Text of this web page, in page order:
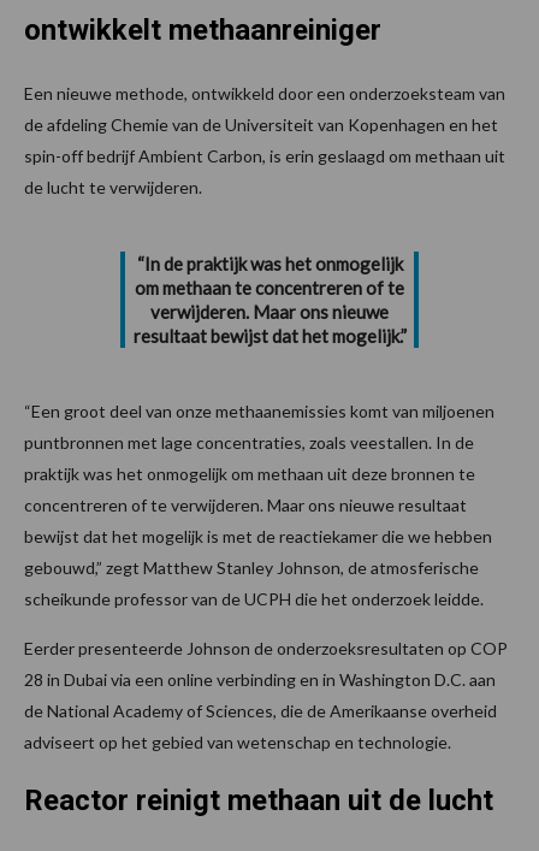
ontwikkelt methaanreiniger
Een nieuwe methode, ontwikkeld door een onderzoeksteam van
de afdeling Chemie van de Universiteit van Kopenhagen en het
spin-off bedrijf Ambient Carbon, is erin geslaagd om methaan uit
de lucht te verwijderen.
“In de praktijk was het onmogelijk
om methaan te concentreren of te
verwijderen. Maar ons nieuwe
resultaat bewijst dat het mogelijk.”
“Een groot deel van onze methaanemissies komt van miljoenen
puntbronnen met lage concentraties, zoals veestallen. In de
praktijk was het onmogelijk om methaan uit deze bronnen te
concentreren of te verwijderen. Maar ons nieuwe resultaat
bewijst dat het mogelijk is met de reactiekamer die we hebben
gebouwd,” zegt Matthew Stanley Johnson, de atmosferische
scheikunde professor van de UCPH die het onderzoek leidde.
Eerder presenteerde Johnson de onderzoeksresultaten op COP
28 in Dubai via een online verbinding en in Washington D.C. aan
de National Academy of Sciences, die de Amerikaanse overheid
adviseert op het gebied van wetenschap en technologie.
Reactor reinigt methaan uit de lucht